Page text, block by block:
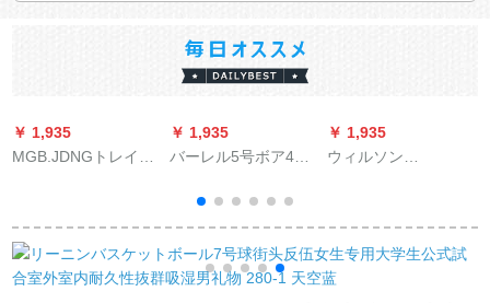
￥ 1,935
MGB.JDNGトレイン
滑り止め耐久性抜群
テボア4号バーク4号
バーク4号バークボッ
￥ 1,935
バーレル5号ボア4号
ンティス7番ボボボロ
ーロー7番ボレルスタ
ンダードボンバー3-
ボレルボレル
￥ 1,935
ウィルソン
クス皮PU本革耐久性
抜群7号ボル